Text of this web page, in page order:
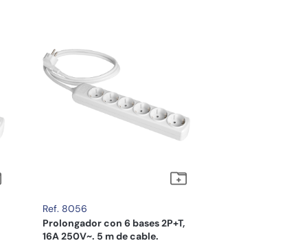
Ref. 8056
Prolongador con 6 bases 2P+T,
16A 250V~. 5 m de cable.